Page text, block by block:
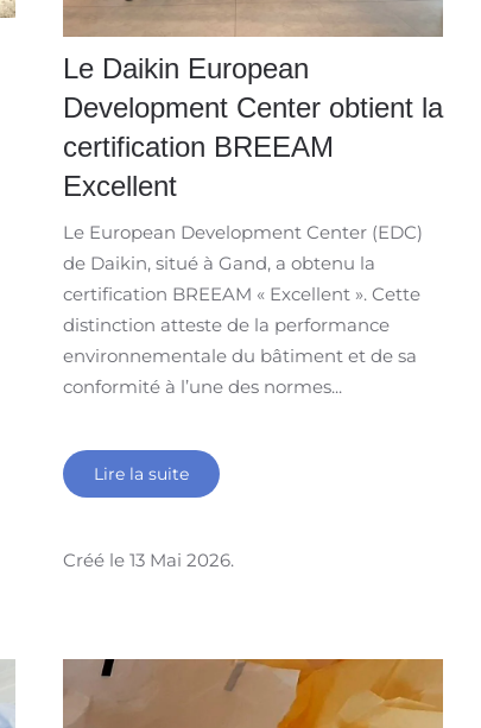
Le Daikin European
Development Center obtient la
certification BREEAM
Excellent
Le European Development Center (EDC)
de Daikin, situé à Gand, a obtenu la
certification BREEAM « Excellent ». Cette
distinction atteste de la performance
environnementale du bâtiment et de sa
conformité à l’une des normes...
Lire la suite
Créé le 13 Mai 2026.